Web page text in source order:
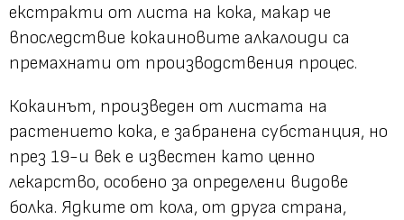
екстракти от листа на кока, макар че
впоследствие кокаиновите алкалоиди са
премахнати от производствения процес.
Кокаинът, произведен от листата на
растението кока, е забранена субстанция, но
през 19-и век е известен като ценно
лекарство, особено за определени видове
болка. Ядките от кола, от друга страна,